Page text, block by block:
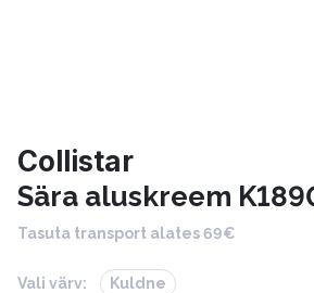
Collistar
Sära aluskreem
Tasuta transport alates 69€
Vali värv: Kuldne